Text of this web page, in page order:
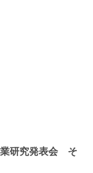
研究発表会 そ